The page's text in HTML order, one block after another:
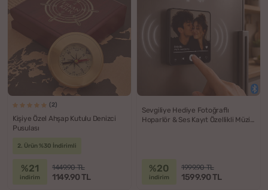
(2)
Kişiye Özel Ahşap Kutulu Denizci
Pusulası
2. Ürün %30 İndirimli
%21
indirim
1449.90 TL
1149.90 TL
Sevgiliye Hediye Fotoğraflı
Hoparlör & Ses Kayıt Özellikli Müzik
%20
indirim
1999.90 TL
1599.90 TL